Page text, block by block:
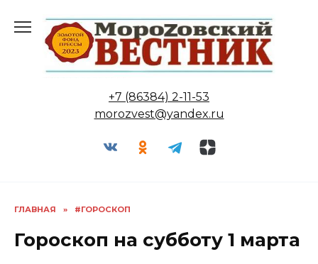
содержанию
+7 (86384) 2-11-53
morozvest@yandex.ru
ГЛАВНАЯ » #ГОРОСКОП
Гороскоп на субботу 1 марта